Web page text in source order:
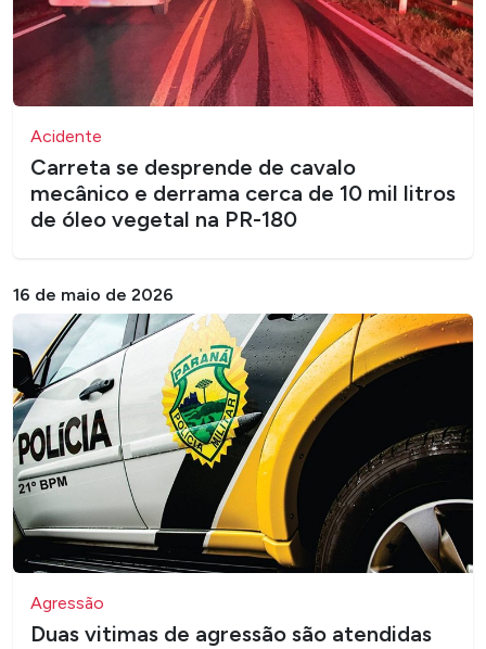
Acidente
Carreta se desprende de cavalo
mecânico e derrama cerca de 10 mil litros
de óleo vegetal na PR-180
16 de maio de 2026
Agressão
Duas vitimas de agressão são atendidas